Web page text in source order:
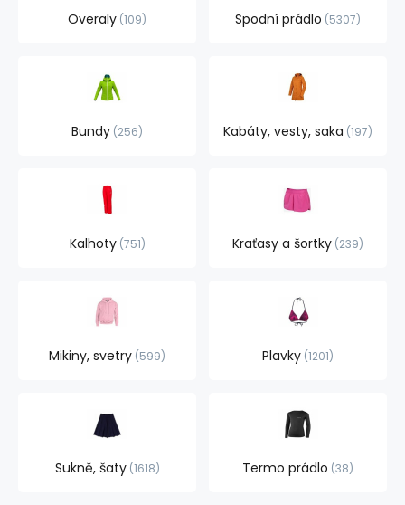
Overaly 109 Spodní prádlo 5307
Bundy 256 Kabáty, vesty, saka 197
Kalhoty 751 Kraťasy a šortky 239
Mikiny, svetry 599 Plavky 1201
Sukně, šaty 1618 Termo prádlo 38